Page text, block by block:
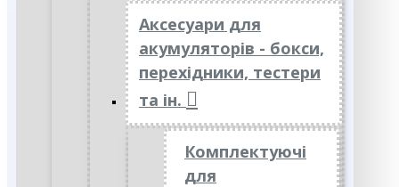
Аксесуари для
акумуляторів - бокси,
перехідники, тестери
та ін.
Комплектуючі
для